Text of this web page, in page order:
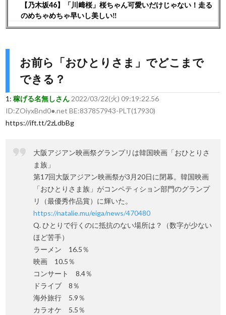
【乃木坂46】「川﨑桜」桜ちゃん可愛いだけじゃない！走る
のめちゃめちゃ早いし美しい‼︎
お前ら「おひとりさま」でどこまで
できる？
1: 稼げる名無しさん 2022/03/22(火) 09:19:22.56
ID:ZOiyxBnd0●.net BE:837857943-PLT(17930)
https://ift.tt/2zLdbBg
大阪アジアン映画祭グランプリは韓国映画「おひとりさ
ま族」
第17回大阪アジアン映画祭が3月20日に閉幕。韓国映画
「おひとりさま族」がコンペティション部門のグランプ
リ（最優秀作品賞）に輝いた。
https://natalie.mu/eiga/news/470480
Q. ひとりで行くのに抵抗のない場所は？（数字が少ない
ほど苦手）
ラーメン 16.5％
映画 10.5％
コンサート 8.4％
ドライブ 8％
海外旅行 5.9％
カラオケ 5.5％